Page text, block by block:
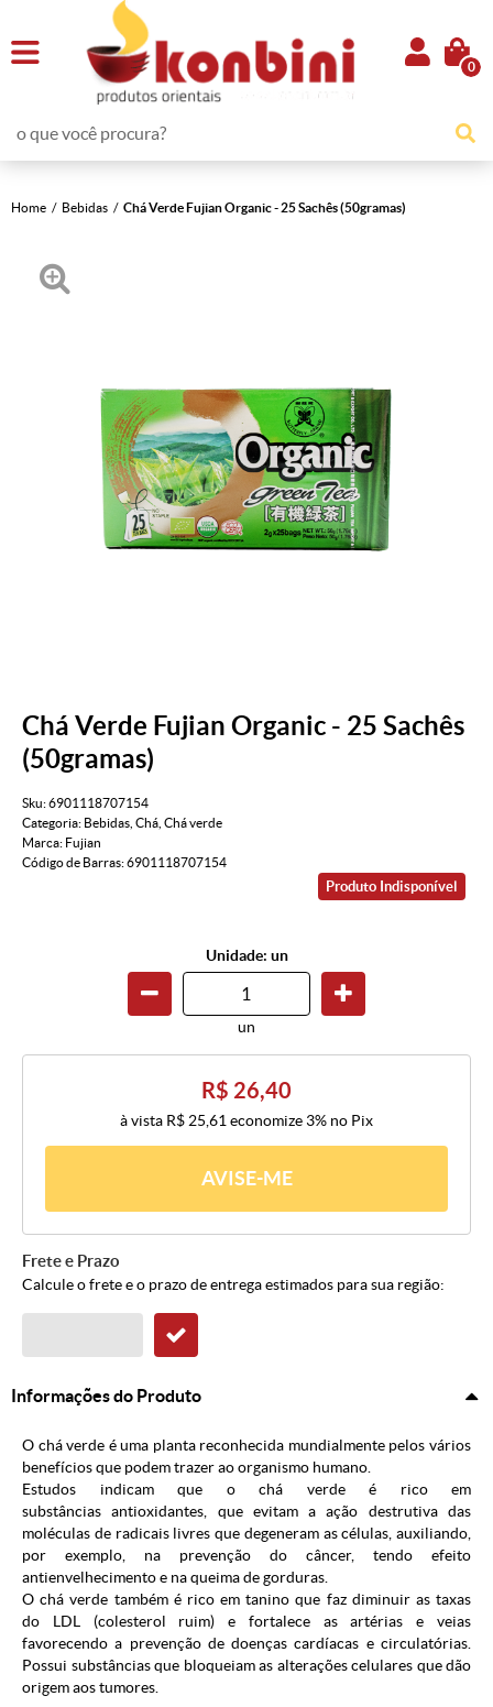
0
Home Bebidas Chá Verde Fujian Organic - 25 Sachês (50gramas)
Chá Verde Fujian Organic - 25 Sachês
(50gramas)
Sku:6901118707154
Categoria: Bebidas Chá Chá verde
Marca: Fujian
Código de Barras:6901118707154
Produto Indisponível
Unidade: un
un
R$ 26,40
à vista R$ 25,61 economize 3% no Pix
AVISE-ME
Frete e Prazo
Calcule o frete e o prazo de entrega estimados para sua região:
Informações do Produto
O chá verde é uma planta reconhecida mundialmente pelos vários
benefícios que podem trazer ao organismo humano.
Estudos indicam que o chá verde é rico em
substâncias antioxidantes, que evitam a ação destrutiva das
moléculas de radicais livres que degeneram as células, auxiliando,
por exemplo, na prevenção do câncer, tendo efeito
antienvelhecimento e na queima de gorduras.
O chá verde também é rico em tanino que faz diminuir as taxas
do LDL (colesterol ruim) e fortalece as artérias e veias
favorecendo a prevenção de doenças cardíacas e circulatórias.
Possui substâncias que bloqueiam as alterações celulares que dão
origem aos tumores.